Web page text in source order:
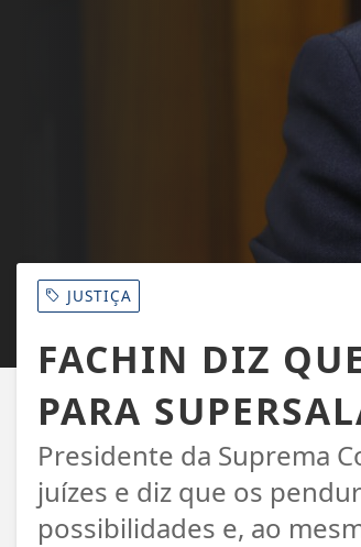
JUSTIÇA
FACHIN DIZ
PARA
Presidente da Suprema
juízes e diz que os
possibilidades e, ao